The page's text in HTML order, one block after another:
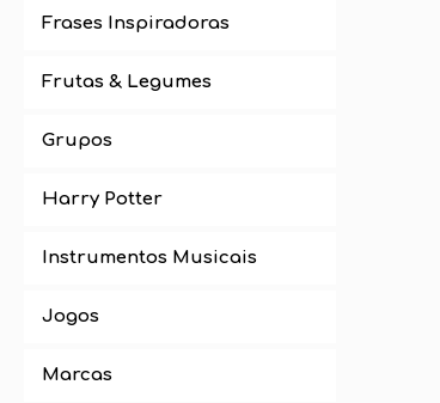
Frases Inspiradoras
Frutas & Legumes
Grupos
Harry Potter
Instrumentos Musicais
Jogos
Marcas